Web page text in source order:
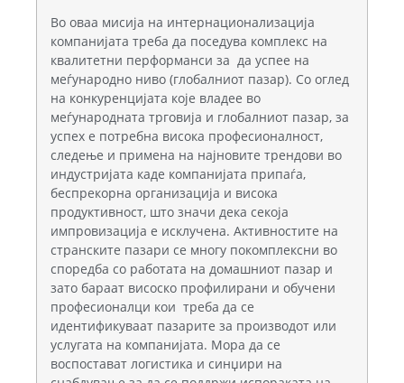
Во оваа мисија на интернационализација
компанијата треба да поседува комплекс на
квалитетни перформанси за да успее на
меѓународно ниво (глобалниот пазар). Со оглед
на конкуренцијата које владее во
меѓународната трговија и глобалниот пазар, за
успех е потребна висока професионалност,
следење и примена на најновите трендови во
индустријата каде компанијата припаѓа,
беспрекорна организација и висока
продуктивност, што значи дека секоја
импровизација е исклучена. Активностите на
странските пазари се многу покомплексни во
споредба со работата на домашниот пазар и
зато бараат висоско профилирани и обучени
професионалци кои треба да се
идентификуваат пазарите за производот или
услугата на компанијата. Мора да се
воспостават логистика и синџири на